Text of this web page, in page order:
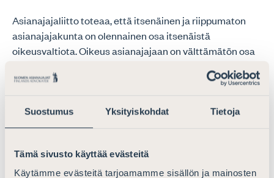
Suostumus Yksityiskohdat Tietoja
Tämä sivusto käyttää evästeitä
Käytämme evästeitä tarjoamamme sisällön ja mainosten
Asianajajaliitto toteaa, että itsenäinen ja riippumaton
asianajajakunta on olennainen osa itsenäistä
oikeusvaltiota. Oikeus asianajajaan on välttämätön osa
tunnustettu osana useita ihmisoikeusinstrumenttien
sitovien ihmisoikeusvelvoitteiden lisäksi tuomareiden ja
lakimiesten riippumattomuutta käsittelevän YK:n
Special Rapporteur on the independence of judges and
lawyers (A/73/365, 73rd session of the GA).